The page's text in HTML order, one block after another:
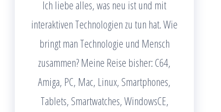
Ich liebe alles, was neu ist und mit
interaktiven Technologien zu tun hat. Wie
bringt man Technologie und Mensch
zusammen? Meine Reise bisher: C64,
Amiga, PC, Mac, Linux, Smartphones,
Tablets, Smartwatches, WindowsCE,